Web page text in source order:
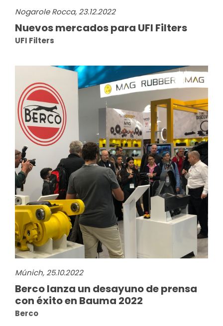
Nogarole Rocca, 23.12.2022
Nuevos mercados para UFI Filters
UFI Filters
Múnich, 25.10.2022
Berco lanza un desayuno de prensa
con éxito en Bauma 2022
Berco